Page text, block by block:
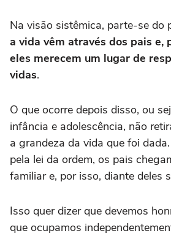
Na visão sistêmica, parte-se do
a vida vêm através dos pais e,
eles merecem um lugar de
vidas.
O que ocorre depois disso, ou
infância e adolescência, não
a grandeza da vida que foi
pela lei da ordem, os pais
familiar e, por isso, diante deles
Isso quer dizer que devemos
que ocupamos